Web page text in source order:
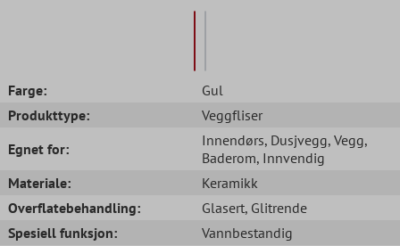
Farge:
Gul
Produkttype:
Veggfliser
Egnet for:
Innendørs, Dusjvegg, Vegg,
Baderom, Innvendig
Materiale:
Keramikk
Overflatebehandling:
Glasert, Glitrende
Spesiell funksjon:
Vannbestandig